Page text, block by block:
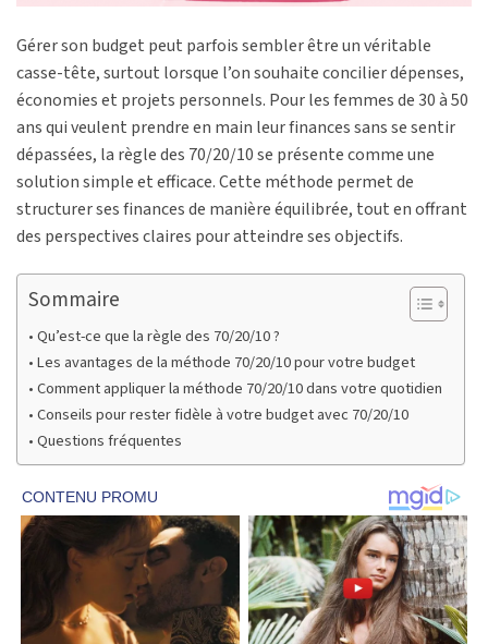
Gérer son budget peut parfois sembler être un véritable
casse-tête, surtout lorsque l’on souhaite concilier dépenses,
économies et projets personnels. Pour les femmes de 30 à 50
ans qui veulent prendre en main leur finances sans se sentir
dépassées, la règle des 70/20/10 se présente comme une
solution simple et efficace. Cette méthode permet de
structurer ses finances de manière équilibrée, tout en offrant
des perspectives claires pour atteindre ses objectifs.
Sommaire
Qu’est-ce que la règle des 70/20/10 ?
Les avantages de la méthode 70/20/10 pour votre budget
Comment appliquer la méthode 70/20/10 dans votre quotidien
Conseils pour rester fidèle à votre budget avec 70/20/10
Questions fréquentes